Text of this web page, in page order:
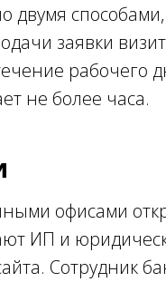
двумя
заявки
рабочего
не более часа.
офисами
ИП и
Сотрудник